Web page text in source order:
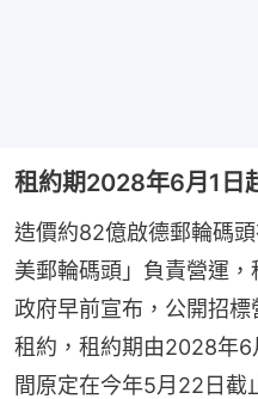
租約期2028年6月1
造價約82億啟德郵輪碼
美郵輪碼頭」負責營運
政府早前宣布，公開招
租約，租約期由2028年6
間原定在今年5月22日截